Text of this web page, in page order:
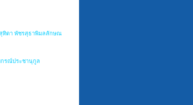
สุทิดา พัชรสุธาพิมลลักษณ
กรณ์ประชานุกูล